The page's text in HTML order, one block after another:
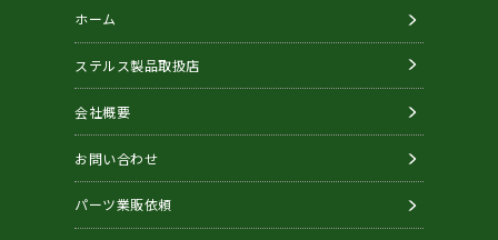
ホーム
ステルス製品取扱店
会社概要
お問い合わせ
パーツ業販依頼